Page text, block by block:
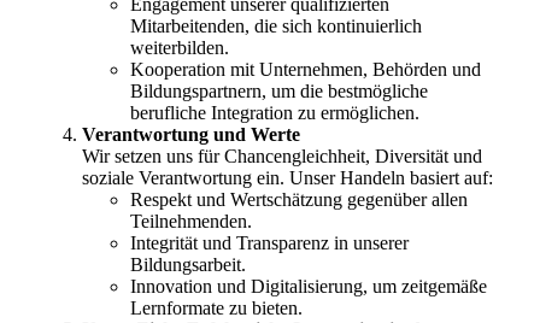
Mitarbeitenden, die sich kontinuierlich
weiterbilden.
Kooperation mit Unternehmen, Behörden und
Bildungspartnern, um die bestmögliche
berufliche Integration zu ermöglichen.
Verantwortung und Werte
Wir setzen uns für Chancengleichheit, Diversität und
soziale Verantwortung ein. Unser Handeln basiert auf:
Respekt und Wertschätzung gegenüber allen
Teilnehmenden.
Integrität und Transparenz in unserer
Bildungsarbeit.
Innovation und Digitalisierung, um zeitgemäße
Lernformate zu bieten.